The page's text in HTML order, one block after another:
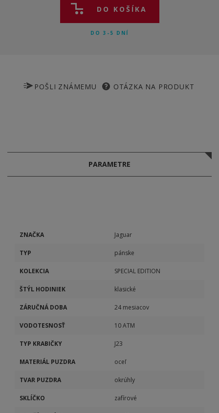
DO KOŠÍKA
DO 3-5 DNÍ
POŠLI ZNÁMEMU OTÁZKA NA PRODUKT
PARAMETRE
ZNAČKA Jaguar
TYP pánske
KOLEKCIA SPECIAL EDITION
ŠTÝL HODINIEK klasické
ZÁRUČNÁ DOBA 24 mesiacov
VODOTESNOSŤ 10 ATM
TYP KRABIČKY J23
MATERIÁL PUZDRA oceľ
TVAR PUZDRA okrúhly
SKLÍČKO zafírové